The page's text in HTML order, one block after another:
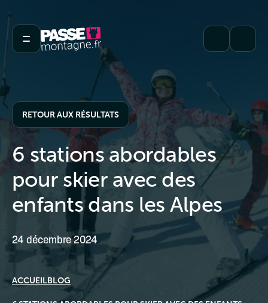
RETOUR AUX RÉSULTATS
6 stations abordables
pour skier avec des
enfants dans les Alpes
24 décembre 2024
ACCUEILBLOG